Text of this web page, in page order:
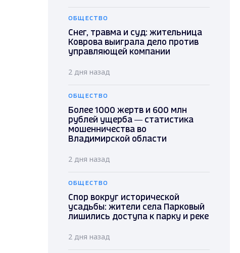
ОБЩЕСТВО
Снег, травма и суд: жительница
Коврова выиграла дело против
управляющей компании
2 дня назад
ОБЩЕСТВО
Более 1000 жертв и 600 млн
рублей ущерба — статистика
мошенничества во
Владимирской области
2 дня назад
ОБЩЕСТВО
Спор вокруг исторической
усадьбы: жители села Парковый
лишились доступа к парку и реке
2 дня назад